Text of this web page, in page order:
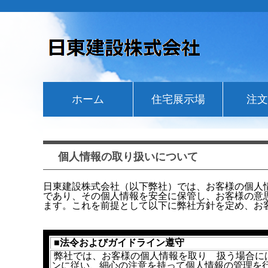
ホーム 住宅展示場 注
個人情報の取り扱いについて
日東建設株式会社（以下弊社）では、お客様の個
であり、その個人情報を安全に保管し、お客様の
ます。これを前提として以下に弊社方針を定め、
■法令およびガイドライン遵守
弊社では、お客様の個人情報を取り 扱う場合に
ンに従い、細心の注意を持って個人情報の管理を